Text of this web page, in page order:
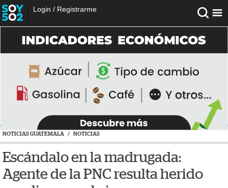
Login / Registrarme
NOTICIAS GUATEMALA / NOTICIAS
Escándalo en la madrugada:
Agente de la PNC resulta herido